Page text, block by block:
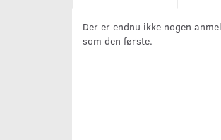
Der er endnu ikke nogen
som den første.